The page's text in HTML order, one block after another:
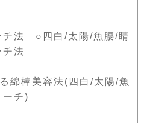
チ法 ○四白/太陽/魚腰/睛
法
綿棒美容法(四白/太陽/魚
ーチ)